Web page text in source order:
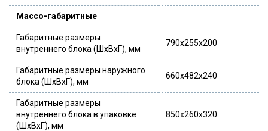
Массо-габаритные
Габаритные размеры
внутреннего блока (ШxВxГ), мм
790x255x200
Габаритные размеры наружного
блока (ШxВxГ), мм
660x482x240
Габаритные размеры
внутреннего блока в упаковке
(ШxВxГ), мм
850x260x320